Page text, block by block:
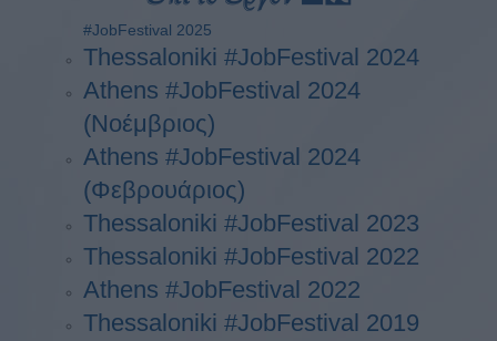
#JobFestival 2025
Thessaloniki #JobFestival 2024
Athens #JobFestival 2024
(Νοέμβριος)
Athens #JobFestival 2024
(Φεβρουάριος)
Thessaloniki #JobFestival 2023
Thessaloniki #JobFestival 2022
Athens #JobFestival 2022
Thessaloniki #JobFestival 2019